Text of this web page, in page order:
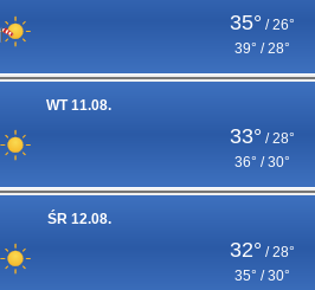
35° / 26°
39° / 28°
WT 11.08.
33° / 28°
36° / 30°
ŚR 12.08.
32° / 28°
35° / 30°